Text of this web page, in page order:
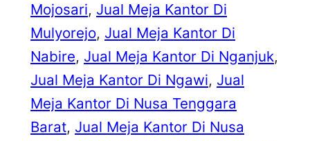
Mojosari, Jual Meja Kantor Di
Mulyorejo, Jual Meja Kantor Di
Nabire, Jual Meja Kantor Di Nganjuk
Jual Meja Kantor Di Ngawi, Jual
Meja Kantor Di Nusa Tenggara
Barat, Jual Meja Kantor Di Nusa